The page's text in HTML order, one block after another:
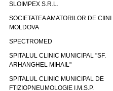
SLOIMPEX S.R.L.
SOCIETATEA AMATORILOR DE CIINI
MOLDOVA
SPECTROMED
SPITALUL CLINIC MUNICIPAL "SF.
ARHANGHEL MIHAIL"
SPITALUL CLINIC MUNICIPAL DE
FTIZIOPNEUMOLOGIE I.M.S.P.